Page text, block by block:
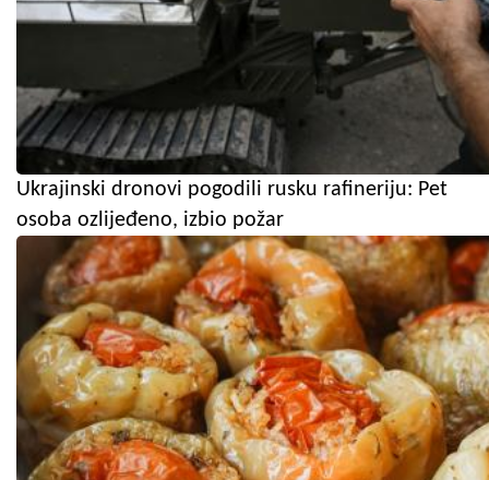
Ukrajinski dronovi pogodili rusku rafineriju: Pet
osoba ozlijeđeno, izbio požar